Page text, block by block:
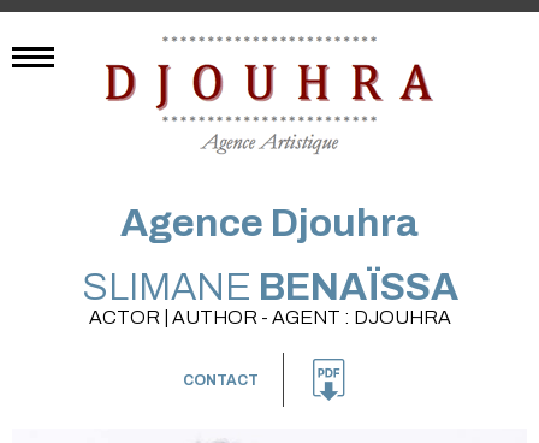
Agence Djouhra
SLIMANE BENAÏSSA
ACTOR | AUTHOR - AGENT : DJOUHRA
CONTACT